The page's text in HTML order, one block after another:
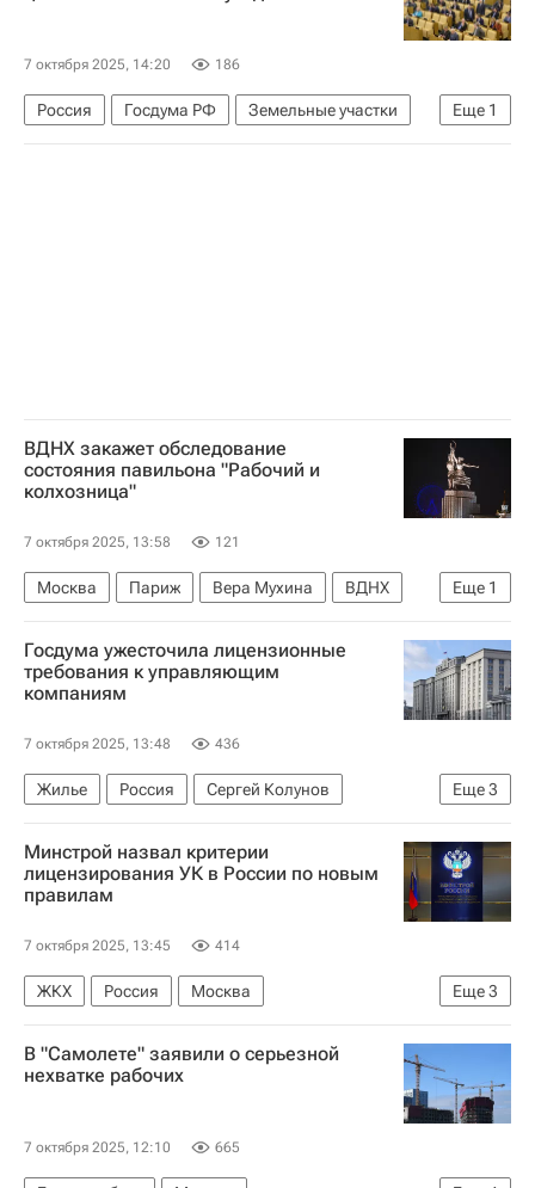
7 октября 2025, 14:20 186
Еще 1
Россия Госдума РФ
Земельные участки
Законодательство
ВДНХ закажет обследование
состояния павильона "Рабочий и
колхозница"
7 октября 2025, 13:58 121
Еще 1
Москва Париж Вера Мухина
ВДНХ
Архитектура
Госдума ужесточила лицензионные
требования к управляющим
компаниям
7 октября 2025, 13:48 436
Еще3
Жилье Россия
Сергей Колунов
Госдума РФ
ЖКХ Законодательство
Минстрой назвал критерии
лицензирования УК в России по новым
правилам
7 октября 2025, 13:45 414
Еще3
ЖКХ Россия
Москва
Министерство строительства и жилищно-коммунального хозяйства РФ (Минстрой России)
Госдума РФ
Управляющие компании
В "Самолете" заявили о серьезной
нехватке рабочих
7 октября 2025, 12:10 665